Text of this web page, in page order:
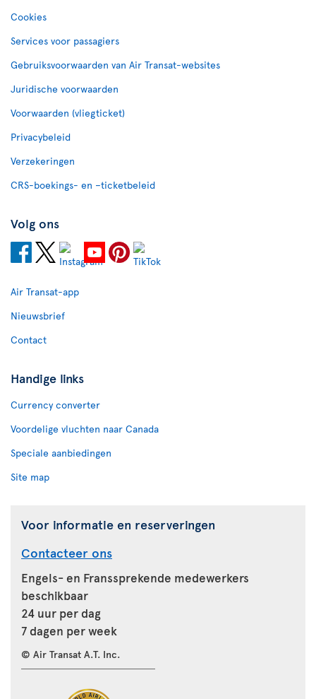
Cookies
Services voor passagiers
Gebruiksvoorwaarden van Air Transat-websites
Juridische voorwaarden
Voorwaarden (vliegticket)
Privacybeleid
Verzekeringen
CRS-boekings- en –ticketbeleid
Volg ons
Air Transat-app
Nieuwsbrief
Contact
Handige links
Currency converter
Voordelige vluchten naar Canada
Speciale aanbiedingen
Site map
Voor informatie en reserveringen
Contacteer ons
Engels- en Franssprekende medewerkers
beschikbaar
24 uur per dag
7 dagen per week
© Air Transat A.T. Inc.